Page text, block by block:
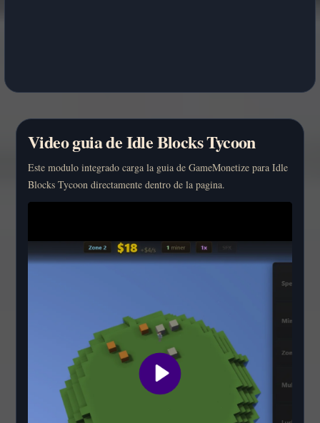
Video guia de Idle Blocks Tycoon
Este modulo integrado carga la guia de GameMonetize para Idle
Blocks Tycoon directamente dentro de la pagina.